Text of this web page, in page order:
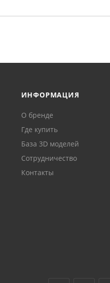
ИНФОРМАЦИЯ
О бренде
Где купить
База 3D моделей
Сотрудничество
Контакты